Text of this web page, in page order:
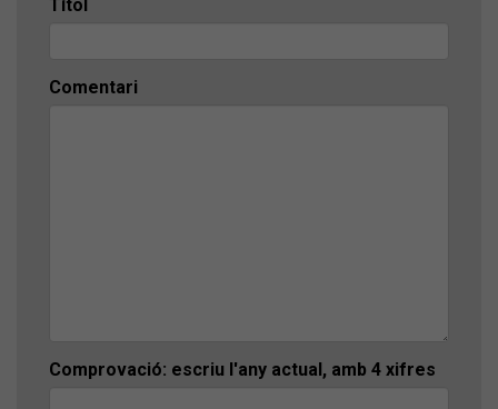
Títol
Comentari
Comprovació: escriu l'any actual, amb 4 xifres